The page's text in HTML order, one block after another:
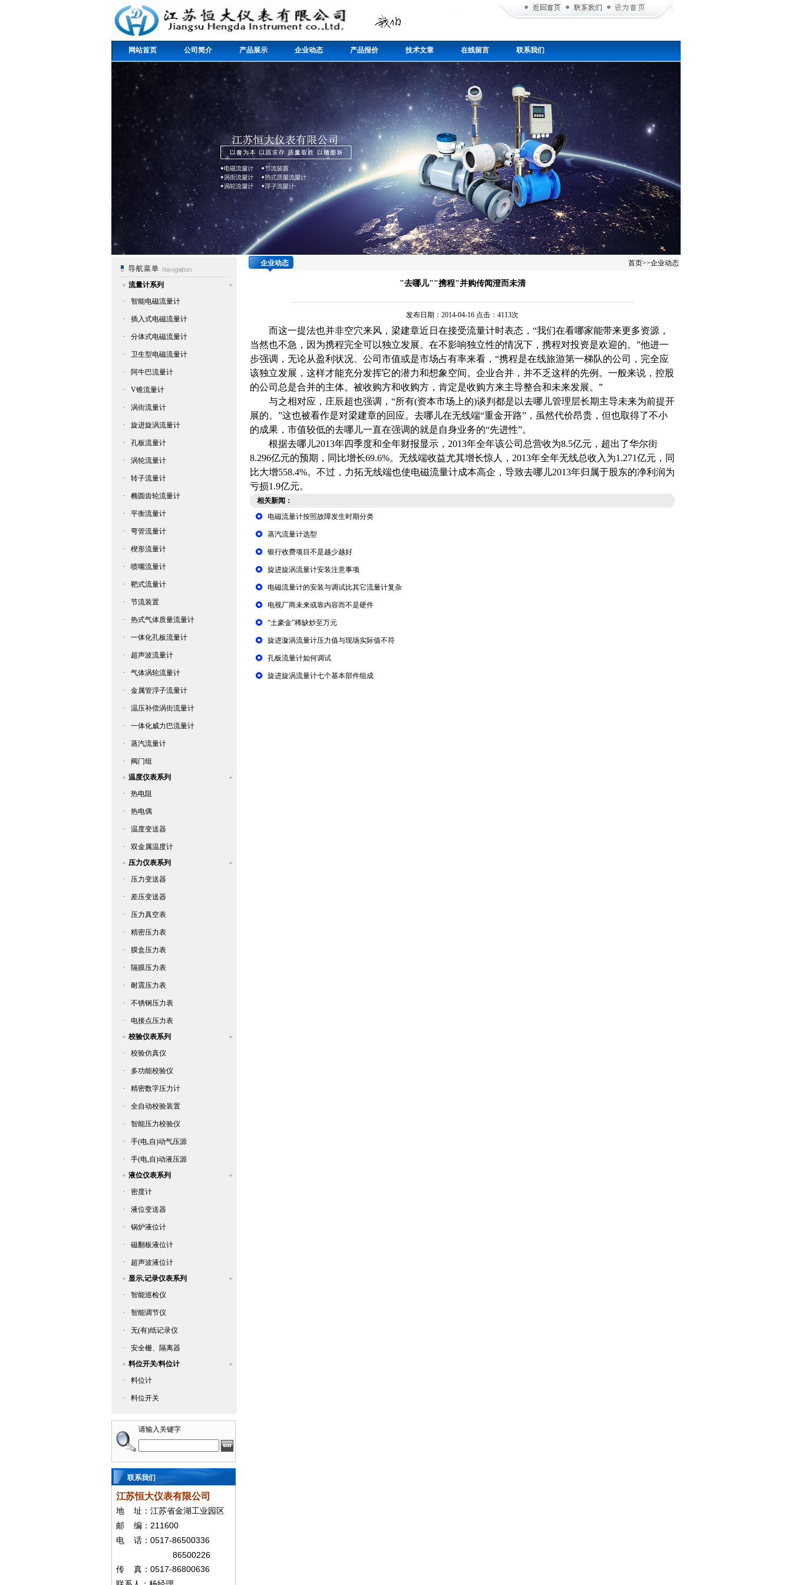
网站首页 公司简介 产品展示 企业动态 产品报价 技术文章 在线留言 联系我们
流量计系列
·
智能电磁流量计
· 插入式电磁流量计
· 分体式电磁流量计
· 卫生型电磁流量计
· 阿牛巴流量计
· V锥流量计
· 涡街流量计
· 旋进旋涡流量计
· 孔板流量计
· 涡轮流量计
· 转子流量计
· 椭圆齿轮流量计
· 平衡流量计
· 弯管流量计
· 楔形流量计
· 喷嘴流量计
· 靶式流量计
· 节流装置
· 热式气体质量流量计
· 一体化孔板流量计
· 超声波流量计
· 气体涡轮流量计
· 金属管浮子流量计
· 温压补偿涡街流量计
· 一体化威力巴流量计
· 蒸汽流量计
·
阀门组
温度仪表系列
·
热电阻
· 热电偶
· 温度变送器
·
双金属温度计
压力仪表系列
·
压力变送器
· 差压变送器
· 压力真空表
· 精密压力表
· 膜盒压力表
· 隔膜压力表
· 耐震压力表
· 不锈钢压力表
·
电接点压力表
校验仪表系列
·
校验仿真仪
· 多功能校验仪
· 精密数字压力计
· 全自动校验装置
· 智能压力校验仪
· 手(电,自)动气压源
·
手(电,自)动液压源
液位仪表系列
·
密度计
· 液位变送器
· 锅炉液位计
· 磁翻板液位计
·
超声波液位计
显示,记录仪表系列
·
智能巡检仪
· 智能调节仪
· 无(有)纸记录仪
·
安全栅、隔离器
料位开关/料位计
·
料位计
· 料位开关
请输入关键字
联系我们
江苏恒大仪表有限公司
地
址：江苏省金湖工业园区
邮
编： 211600
电 话： 0517-86500336
86500226
传 真： 0517-86800636
企业动态 首页>>企业动态
"去哪儿""携程"并购传闻澄而未清
发布日期：2014-04-16 点击：4113次
而这一提法也并非空穴来风，梁建章近日在接受流量计时表态，“我们在看哪家能带来更多资源，
当然也不急，因为携程完全可以独立发展。在不影响独立性的情况下，携程对投资是欢迎的。”他进一
步强调，无论从盈利状况、公司市值或是市场占有率来看，“携程是在线旅游第一梯队的公司，完全应
该独立发展，这样才能充分发挥它的潜力和想象空间。企业合并，并不乏这样的先例。一般来说，控股
的公司总是合并的主体。被收购方和收购方，肯定是收购方来主导整合和未来发展。”
与之相对应，庄辰超也强调，“所有(资本市场上的)谈判都是以去哪儿管理层长期主导未来为前提开
展的。”这也被看作是对梁建章的回应。去哪儿在无线端“重金开路”，虽然代价昂贵，但也取得了不小
的成果，市值较低的去哪儿一直在强调的就是自身业务的“先进性”。
根据去哪儿2013年四季度和全年财报显示，2013年全年该公司总营收为8.5亿元，超出了华尔街
8.296亿元的预期，同比增长69.6%。无线端收益尤其增长惊人，2013年全年无线总收入为1.271亿元，同
比大增558.4%。不过，力拓无线端也使电磁流量计成本高企，导致去哪儿2013年归属于股东的净利润为
亏损1.9亿元。
相关新闻：
电磁流量计按照故障发生时期分类
蒸汽流量计选型
银行收费项目不是越少越好
旋进旋涡流量计安装注意事项
电磁流量计的安装与调试比其它流量计复杂
电视厂商未来或靠内容而不是硬件
“土豪金”稀缺炒至万元
旋进漩涡流量计压力值与现场实际值不符
孔板流量计如何调试
旋进旋涡流量计七个基本部件组成